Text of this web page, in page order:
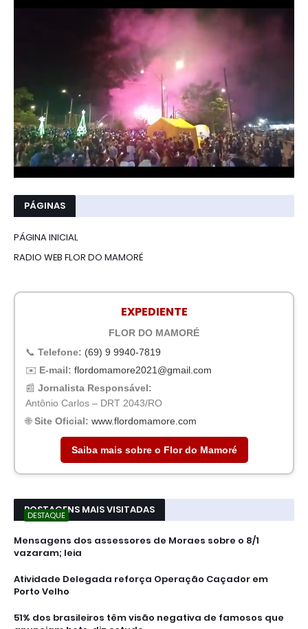
PÁGINAS
PÁGINA INICIAL
RADIO WEB FLOR DO MAMORÉ
EXPEDIENTE
FLOR DO MAMORÉ
📞 Telefone: (69) 9 9940-7819
✉️ E-mail: flordomamore2021@gmail.com
📰 Jornalista Responsável:
Antônio Carlos – DRT 2043/RO
🌐Site Oficial: www.flordomamore.com
Saiba mais sobre o Flor do Mamoré
POSTAGENS MAIS VISITADAS
DESTAQUE
Mensagens dos assessores de Moraes sobre o 8/1
vazaram; leia
Atividade Delegada reforça Operação Caçador em
Porto Velho
51% dos brasileiros têm visão negativa de famosos que